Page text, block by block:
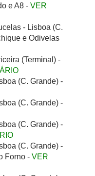
e A8 - VER
- Lisboa (C.
e Odivelas
(Terminal) -
(C. Grande) -
(C. Grande) -
(C. Grande) -
(C. Grande) -
Forno - VER